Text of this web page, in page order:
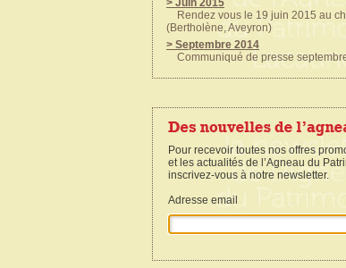
> Juin 2015
Rendez vous le 19 juin 2015 au
(Bertholène, Aveyron)
> Septembre 2014
Communiqué de presse
Pour recevoir toutes nos offres
et les actualités de l’Agneau du
inscrivez-vous à notre newsletter.
Adresse email